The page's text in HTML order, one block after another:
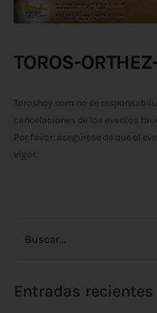
TOROS-
Toroshoy.com no se
cancelaciones de los eventos
Por favor, asegúrese de que el
vigor.
Entradas recientes